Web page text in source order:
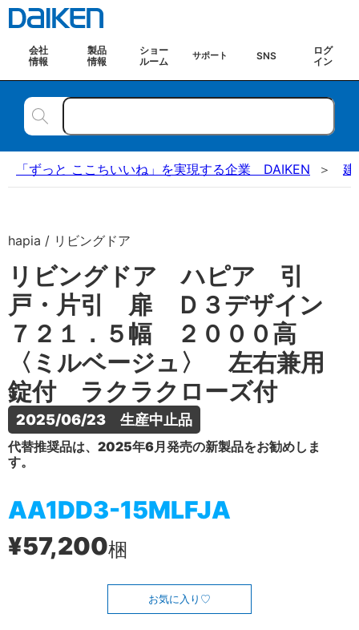
会社
情報
製品
情報
ショー
ルーム
サポート SNS
ログ
イン
「ずっと ここちいいね」を実現する企業 DAIKEN 建
hapia / リビングドア
リビングドア ハピア 引
戸・片引 扉 Ｄ３デザイン
７２１．５幅 ２０００高
〈ミルベージュ〉 左右兼用
錠付 ラクラクローズ付
2025/06/23　生産中止品
代替推奨品は、2025年6月発売の新製品をお勧めしま
す。
AA1DD3-15MLFJA
¥57,200梱
お気に入り